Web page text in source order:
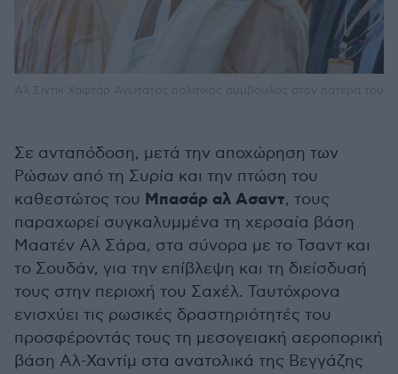
Σε ανταπόδοση, μετά την αποχώρηση των
Ρώσων από τη Συρία και την πτώση του
καθεστώτος του Μπασάρ αλ Ασαντ, τους
παραχωρεί συγκαλυμμένα τη χερσαία βάση
Μαατέν Αλ Σάρα, στα σύνορα με το Τσαντ και
το Σουδάν, για την επίβλεψη και τη διείσδυσή
τους στην περιοχή του Σαχέλ. Ταυτόχρονα
ενισχύει τις ρωσικές δραστηριότητές του
προσφέροντάς τους τη μεσογειακή αεροπορική
βάση Αλ-Χαντίμ στα ανατολικά της Βεγγάζης